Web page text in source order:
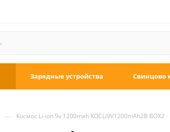
Зарядные устройства Свинцово
— Космос Li-ion 9v 1200mah KOCLi9V1200mAh2B BOX2